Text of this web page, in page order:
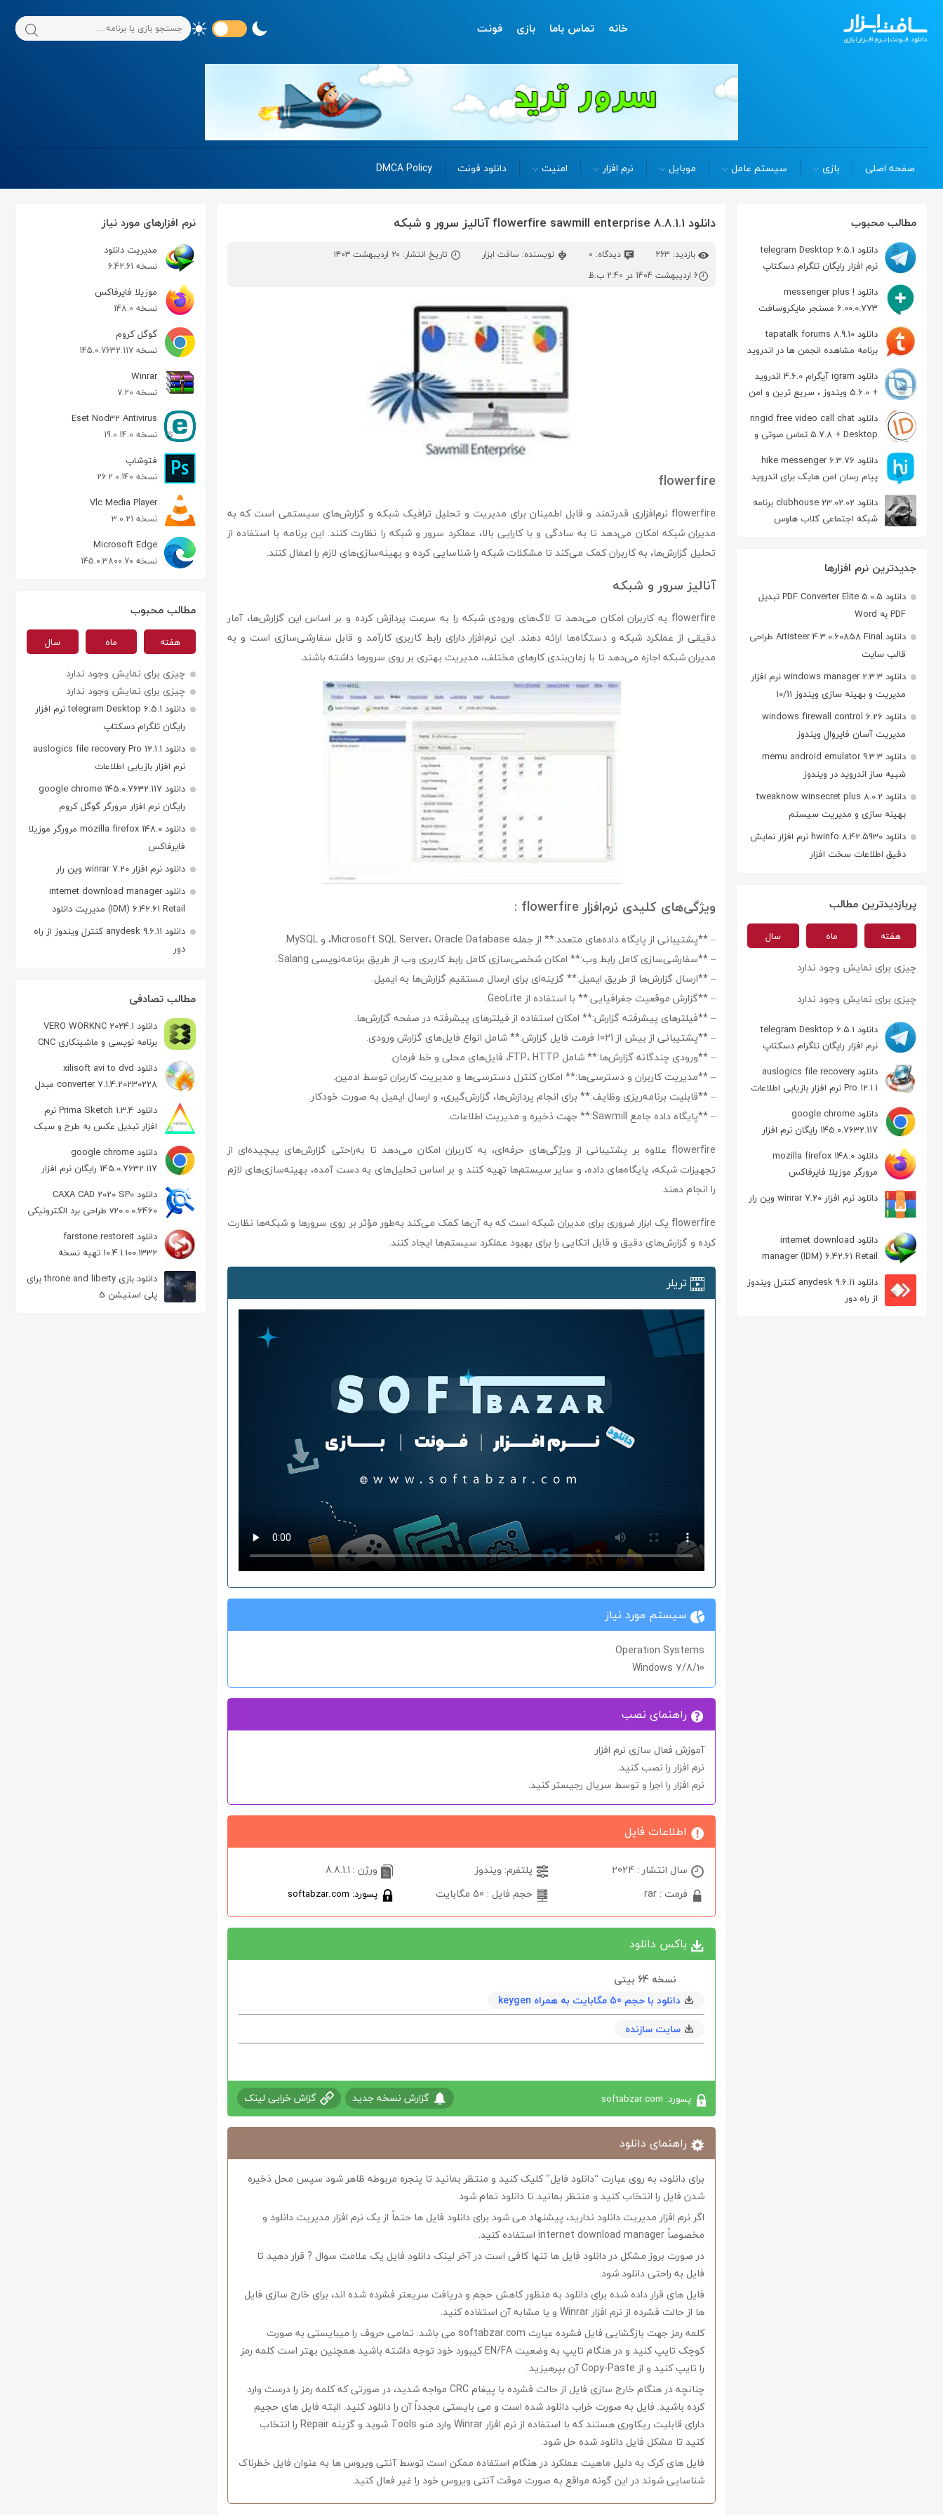
خانه تماس باما بازی فونت
صفحه اصلی بازی سیستم عامل موبایل نرم افزار امنیت دانلود فونت DMCA Policy
مطالب محبوب
دانلود telegram Desktop 6.5.1
نرم افزار رایگان تلگرام دسکتاپ
دانلود messenger plus !
6.00.0.773 مسنجر مایکروسافت
دانلود tapatalk forums 8.9.10
برنامه مشاهده انجمن ها در اندروید
دانلود igram آیگرام 4.6.0 اندروید
+ 5.6.0 ویندوز ، سریع ترین و امن
ترین نسخه تلگرام
دانلود ringid free video call chat
5.7.8 + Desktop تماس صوتی و
تصویری در اندروید
دانلود hike messenger 6.3.76
پیام‌ رسان‌ امن هایک برای اندروید
دانلود clubhouse 23.02.02 برنامه
شبکه اجتماعی کلاب هاوس
جدیدترین نرم افزارها
دانلود PDF Converter Elite 5.0.5 تبدیل
PDF به Word
دانلود Artisteer 4.3.0.60858 Final طراحی
قالب سایت
دانلود windows manager 2.3.3 نرم افزار
مدیریت و بهینه سازی ویندوز 10/11
دانلود windows firewall control 6.26
مدیریت آسان فایروال ویندوز
دانلود memu android emulator 9.3.3
شبیه ساز اندروید در ویندوز
دانلود tweaknow winsecret plus 8.0.2
بهینه سازی و مدیریت سیستم
دانلود hwinfo 8.42.5930 نرم افزار نمایش
دقیق اطلاعات سخت افزار
پربازدیدترین مطالب
هفته ماه سال
چیزی برای نمایش وجود ندارد
چیزی برای نمایش وجود ندارد
دانلود telegram Desktop 6.5.1
نرم افزار رایگان تلگرام دسکتاپ
دانلود auslogics file recovery
Pro 12.1.1 نرم افزار بازیابی اطلاعات
دانلود google chrome
145.0.7632.117 رایگان نرم افزار
مرورگر گوگل کروم
دانلود mozilla firefox 148.0
مرورگر موزیلا فایرفاکس
دانلود نرم افزار winrar 7.20 وین رار
دانلود internet download
manager (IDM) 6.42.61 Retail
مدیریت دانلود
دانلود anydesk 9.6.11 کنترل ویندوز
از راه دور
دانلود flowerfire sawmill enterprise 8.8.1.1 آنالیز سرور و شبکه
بازدید: 263 دیدگاه: 0 نویسنده: سافت ابزار
تاریخ انتشار: ۲۰ اردیبهشت ۱۴۰۳
6 اردیبهشت 1404 در 2:40 ب.ظ
flowerfire
flowerfire نرم‌افزاری قدرتمند و قابل اطمینان برای مدیریت و تحلیل ترافیک شبکه و گزارش‌های سیستمی است که به
مدیران شبکه امکان می‌دهد تا به سادگی و با کارایی بالا، عملکرد سرور و شبکه را نظارت کنند. این برنامه با استفاده از
تحلیل گزارش‌ها، به کاربران کمک می‌کند تا مشکلات شبکه را شناسایی کرده و بهینه‌سازی‌های لازم را اعمال کنند.
آنالیز سرور و شبکه
flowerfire به کاربران امکان می‌دهد تا لاگ‌های ورودی شبکه را به سرعت پردازش کرده و بر اساس این گزارش‌ها، آمار
دقیقی از عملکرد شبکه و دستگاه‌ها ارائه دهند. این نرم‌افزار دارای رابط کاربری کارآمد و قابل سفارشی‌سازی است و به
مدیران شبکه اجازه می‌دهد تا با زمان‌بندی کارهای مختلف، مدیریت بهتری بر روی سرورها داشته باشند.
ویژگی‌های کلیدی نرم‌افزار flowerfire :
– **پشتیبانی از پایگاه داده‌های متعدد:** از جمله Microsoft SQL Server، Oracle Database، و MySQL.
– **سفارشی‌سازی کامل رابط وب:** امکان شخصی‌سازی کامل رابط کاربری وب از طریق برنامه‌نویسی Salang.
– **ارسال گزارش‌ها از طریق ایمیل:** گزینه‌ای برای ارسال مستقیم گزارش‌ها به ایمیل.
– **گزارش موقعیت جغرافیایی:** با استفاده از GeoLite.
– **فیلترهای پیشرفته گزارش:** امکان استفاده از فیلترهای پیشرفته در صفحه گزارش‌ها.
– **پشتیبانی از بیش از 1021 فرمت فایل گزارش:** شامل انواع فایل‌های گزارش ورودی.
– **ورودی چندگانه گزارش‌ها:** شامل FTP، HTTP، فایل‌های محلی و خط فرمان.
– **مدیریت کاربران و دسترسی‌ها:** امکان کنترل دسترسی‌ها و مدیریت کاربران توسط ادمین.
– **قابلیت برنامه‌ریزی وظایف:** برای انجام پردازش‌ها، گزارش‌گیری، و ارسال ایمیل به صورت خودکار.
– **پایگاه داده جامع Sawmill:** جهت ذخیره و مدیریت اطلاعات.
flowerfire علاوه بر پشتیبانی از ویژگی‌های حرفه‌ای، به کاربران امکان می‌دهد تا به‌راحتی گزارش‌های پیچیده‌ای از
تجهیزات شبکه، پایگاه‌های داده، و سایر سیستم‌ها تهیه کنند و بر اساس تحلیل‌های به دست آمده، بهینه‌سازی‌های لازم
را انجام دهند.
flowerfire یک ابزار ضروری برای مدیران شبکه است که به آن‌ها کمک می‌کند به‌طور مؤثر بر روی سرورها و شبکه‌ها نظارت
کرده و گزارش‌های دقیق و قابل اتکایی را برای بهبود عملکرد سیستم‌ها ایجاد کنند.
تریلر
سیستم مورد نیاز
Operation Systems
Windows 7/8/10
راهنمای نصب
آموزش فعال سازی نرم افزار
نرم افزار را نصب کنید.
نرم افزار را اجرا و توسط سریال رجیستر کنید.
اطلاعات فایل
سال انتشار : 2024 پلتفرم: ویندوز
ورژن : 8.8.1.1
فرمت : rar
حجم فایل : 50 مگابایت پسورد: softabzar.com
باکس دانلود
نسخه 64 بیتی
دانلود با حجم 50 مگابايت به همراه keygen
سایت سازنده
پسورد: softabzar.com گزارش نسخه جدید گزاش خرابی لینک
راهنمای دانلود
برای دانلود، به روی عبارت “دانلود فایل” کلیک کنید و منتظر بمانید تا پنجره مربوطه ظاهر شود سپس محل ذخیره
شدن فایل را انتخاب کنید و منتظر بمانید تا دانلود تمام شود.
اگر نرم افزار مدیریت دانلود ندارید، پیشنهاد می شود برای دانلود فایل ها حتماً از یک نرم افزار مدیریت دانلود و
مخصوصاً internet download manager استفاده کنید.
در صورت بروز مشکل در دانلود فایل ها تنها کافی است در آخر لینک دانلود فایل یک علامت سوال ? قرار دهید تا
فایل به راحتی دانلود شود.
فایل های قرار داده شده برای دانلود به منظور کاهش حجم و دریافت سریعتر فشرده شده اند، برای خارج سازی فایل
ها از حالت فشرده از نرم افزار Winrar و یا مشابه آن استفاده کنید.
کلمه رمز جهت بازگشایی فایل فشرده عبارت softabzar.com می باشد. تمامی حروف را میبایستی به صورت
کوچک تایپ کنید و در هنگام تایپ به وضعیت EN/FA کیبورد خود توجه داشته باشید همچنین بهتر است کلمه رمز
را تایپ کنید و از Copy-Paste آن بپرهیزید.
چنانچه در هنگام خارج سازی فایل از حالت فشرده با پیغام CRC مواجه شدید، در صورتی که کلمه رمز را درست وارد
کرده باشید. فایل به صورت خراب دانلود شده است و می بایستی مجدداً آن را دانلود کنید. البته فایل های حجیم
دارای قابلیت ریکاوری هستند که با استفاده از نرم افزار Winrar وارد منو Tools شوید و گزینه Repair را انتخاب
کنید تا مشکل فایل دانلود شده حل شود.
فایل های کرک به دلیل ماهیت عملکرد در هنگام استفاده ممکن است توسط آنتی ویروس ها به عنوان فایل خطرناک
شناسایی شوند در این گونه مواقع به صورت موقت آنتی ویروس خود را غیر فعال کنید.
نرم افزارهای مورد نیاز
مدیریت دانلود
نسخه 6.42.61
موزیلا فایرفاکس
نسخه 148.0
گوگل کروم
نسخه 145.0.7632.117
Winrar
نسخه 7.20
Eset Nod32 Antivirus
نسخه 19.0.14.0
فتوشاپ
نسخه 26.2.0.140
Vlc Media Player
نسخه 3.0.21
Microsoft Edge
نسخه 145.0.3800.70
مطالب محبوب
هفته ماه سال
چیزی برای نمایش وجود ندارد
چیزی برای نمایش وجود ندارد
دانلود telegram Desktop 6.5.1 نرم افزار
رایگان تلگرام دسکتاپ
دانلود auslogics file recovery Pro 12.1.1
نرم افزار بازیابی اطلاعات
دانلود google chrome 145.0.7632.117
رایگان نرم افزار مرورگر گوگل کروم
دانلود mozilla firefox 148.0 مرورگر موزیلا
فایرفاکس
دانلود نرم افزار winrar 7.20 وین رار
دانلود internet download manager
(IDM) 6.42.61 Retail مدیریت دانلود
دانلود anydesk 9.6.11 کنترل ویندوز از راه
دور
مطالب تصادفی
دانلود VERO WORKNC 2024.1
برنامه نویسی و ماشینکاری CNC
دانلود xilisoft avi to dvd
converter 7.1.4.20230228 مبدل
ویدئو به DVD
دانلود Prima Sketch 1.3.4 نرم
افزار تبدیل عکس به طرح و سبک
نقاشی
دانلود google chrome
145.0.7632.117 رایگان نرم افزار
مرورگر گوگل کروم
دانلود CAXA CAD 2020 SP0
v20.0.0.6460 طراحی برد الکترونیکی
دانلود farstone restoreit
10.4.1.100.1332 تهیه نسخه
پشتیبان با سرعت بالا
دانلود بازی throne and liberty برای
پلی استیشن 5